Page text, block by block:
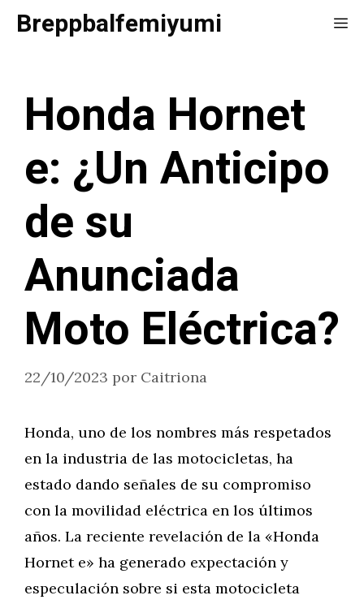
SaltarBreppbalfemiyumi
Honda Hornet
e: ¿Un Anticipo
de su
Anunciada
Moto Eléctrica?
22/10/2023 por Caitriona
Honda, uno de los nombres más respetados
en la industria de las motocicletas, ha
estado dando señales de su compromiso
con la movilidad eléctrica en los últimos
años. La reciente revelación de la «Honda
Hornet e» ha generado expectación y
especulación sobre si esta motocicleta